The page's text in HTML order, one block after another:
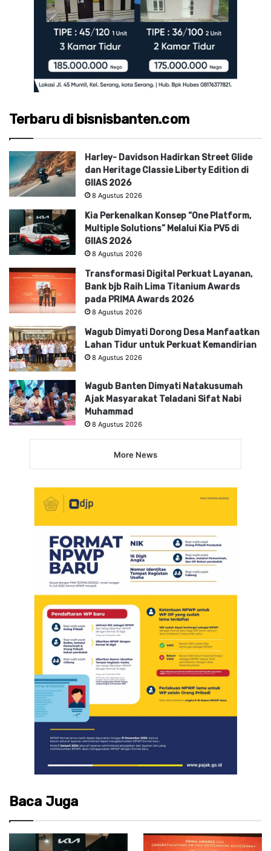
Terbaru di bisnisbanten.com
Harley- Davidson Hadirkan Street Glide
dan Heritage Classie Liberty Edition di
GIIAS 2026
8 Agustus 2026
Kia Perkenalkan Konsep “One Platform,
Multiple Solutions” Melalui Kia PV5 di
GIIAS 2026
8 Agustus 2026
Transformasi Digital Perkuat Layanan,
Bank bjb Raih Lima Titanium Awards
pada PRIMA Awards 2026
8 Agustus 2026
Wagub Dimyati Dorong Desa Manfaatkan
Lahan Tidur untuk Perkuat Kemandirian
8 Agustus 2026
Wagub Banten Dimyati Natakusumah
Ajak Masyarakat Teladani Sifat Nabi
Muhammad
8 Agustus 2026
More News
Baca Juga